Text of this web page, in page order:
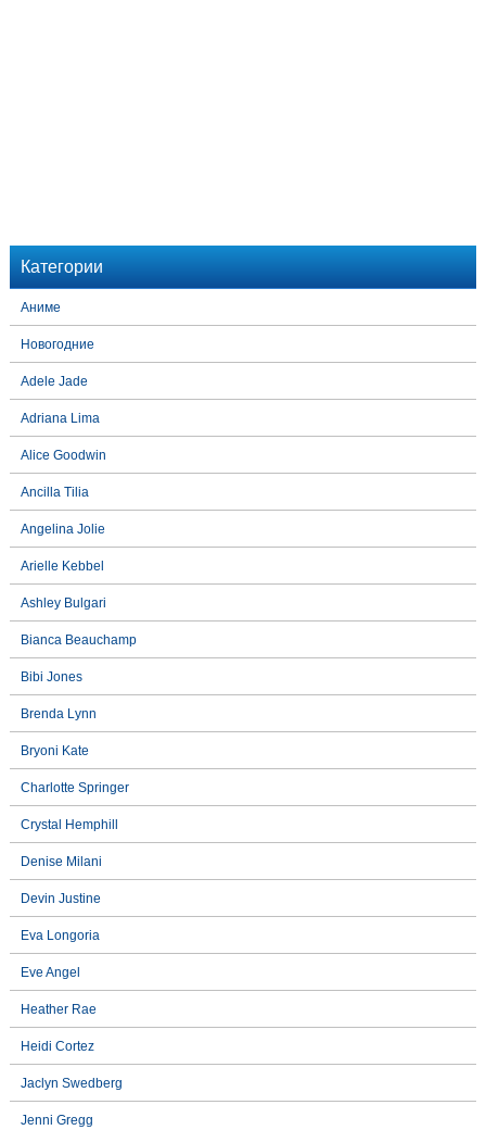
Категории
Аниме
Новогодние
Adele Jade
Adriana Lima
Alice Goodwin
Ancilla Tilia
Angelina Jolie
Arielle Kebbel
Ashley Bulgari
Bianca Beauchamp
Bibi Jones
Brenda Lynn
Bryoni Kate
Charlotte Springer
Crystal Hemphill
Denise Milani
Devin Justine
Eva Longoria
Eve Angel
Heather Rae
Heidi Cortez
Jaclyn Swedberg
Jenni Gregg